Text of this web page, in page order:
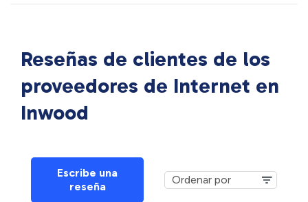
Reseñas de clientes de los
proveedores de Internet en
Inwood
Escribe una
reseña